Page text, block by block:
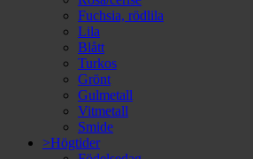
Fuchsia, rödlila
Lila
Blått
Turkos
Grönt
Gulmetall
Vitmetall
Smide
>Högtider